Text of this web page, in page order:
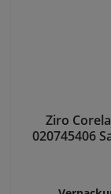
Ziro
020745406